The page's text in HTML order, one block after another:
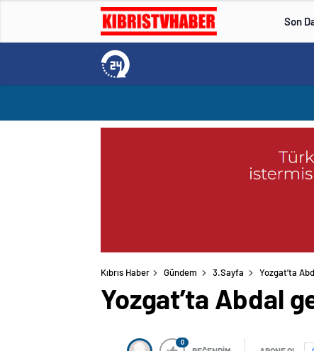
Son
Kıbrıs Haber Gündem 3.Sayfa Yozgat’ta
Yozgat’ta Abdal
0